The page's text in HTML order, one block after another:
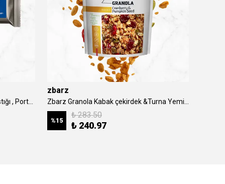
zbarz
%15
₺ 283.50
₺ 240.97